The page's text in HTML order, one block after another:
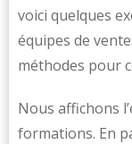
voici quelques
équipes de
méthodes pour
Nous affichons
formations. En